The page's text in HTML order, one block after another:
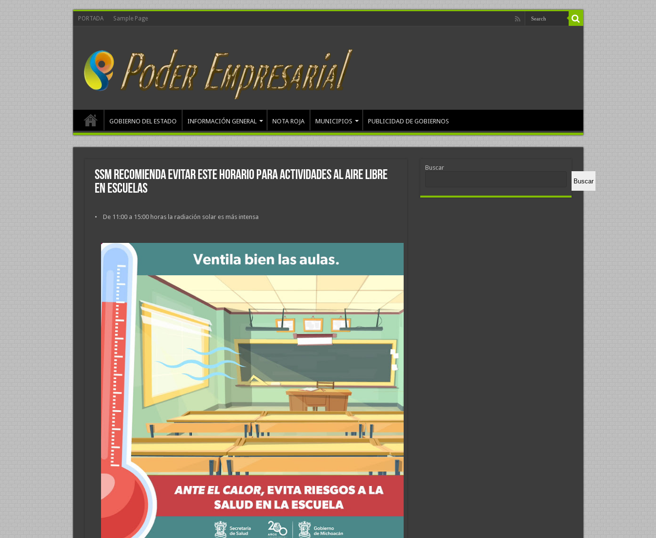
PORTADA Sample Page
GOBIERNO DEL ESTADO INFORMACIÓN GENERAL NOTA ROJA MUNICIPIOS PUBLICIDAD DE GOBIERNOS
SSM recomienda evitar este horario para actividades al aire libre
en escuelas
• De 11:00 a 15:00 horas la radiación solar es más intensa
Buscar
Buscar